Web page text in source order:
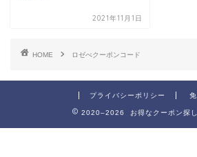
2021年11月1日
HOME ロゼべクーポンコード
プライバシーポリシー
2020–2026 お得なクーポン探し